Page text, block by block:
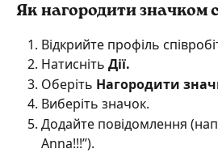
Як нагородити значком
Відкрийте профіль
Натисніть Дії.
Оберіть Нагородити
Виберіть значок.
Додайте повідомлення
Anna!!!”).